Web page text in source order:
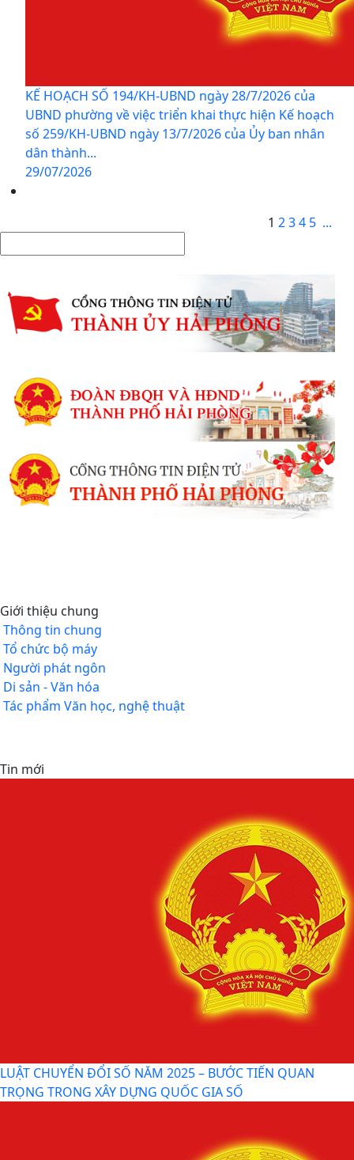
KẾ HOẠCH SỐ 194/KH-UBND ngày 28/7/2026 của
UBND phường về việc triển khai thực hiện Kế hoạch
số 259/KH-UBND ngày 13/7/2026 của Ủy ban nhân
dân thành...
29/07/2026
1 234 5 ...
Giới thiệu chung
Thông tin chung
Tổ chức bộ máy
Người phát ngôn
Di sản - Văn hóa
Tác phẩm Văn học, nghệ thuật